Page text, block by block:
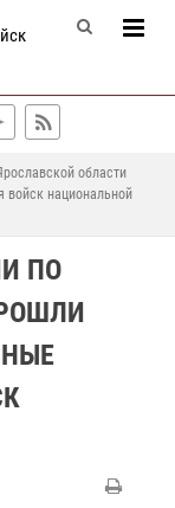
области
войск национальной
ПО